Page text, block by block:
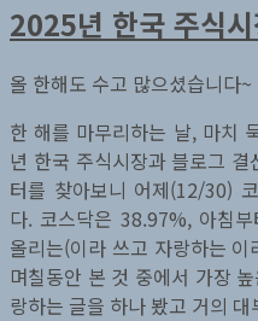
2025년 한국 주식
올 한해도 수고 많으셨습니다~
한 해를 마무리하는 날, 마치
년 한국 주식시장과 블로그
터를 찾아보니 어제(12/30)
다. 코스닥은 38.97%, 아침
올리는(이라 쓰고 자랑하는
며칠동안 본 것 중에서 가장
랑하는 글을 하나 봤고 거의